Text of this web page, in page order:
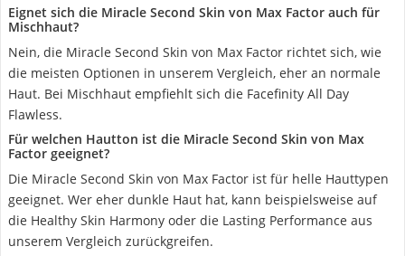
Eignet sich die Miracle Second Skin von Max Factor auch für
Mischhaut?
Nein, die Miracle Second Skin von Max Factor richtet sich, wie
die meisten Optionen in unserem Vergleich, eher an normale
Haut. Bei Mischhaut empfiehlt sich die Facefinity All Day
Flawless.
Für welchen Hautton ist die Miracle Second Skin von Max
Factor geeignet?
Die Miracle Second Skin von Max Factor ist für helle Hauttypen
geeignet. Wer eher dunkle Haut hat, kann beispielsweise auf
die Healthy Skin Harmony oder die Lasting Performance aus
unserem Vergleich zurückgreifen.